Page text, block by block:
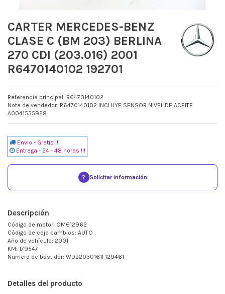
CARTER MERCEDES-BENZ
CLASE C (BM 203) BERLINA
270 CDI (203.016) 2001
R6470140102 192701
Referencia principal: R6470140102
Nota de vendedor: R6470140102 INCLUYE SENSOR NIVEL DE ACEITE
A0041535928
Envio - Gratis !!!
Entrega - 24 - 48 horas !!!
? Solicitar información
Descripción
Código de motor: OM612962
Código de caja cambios: AUTO
Año de vehículo: 2001
KM: 179547
Numero de bastidor: WDB2030161F129461
Detalles del producto